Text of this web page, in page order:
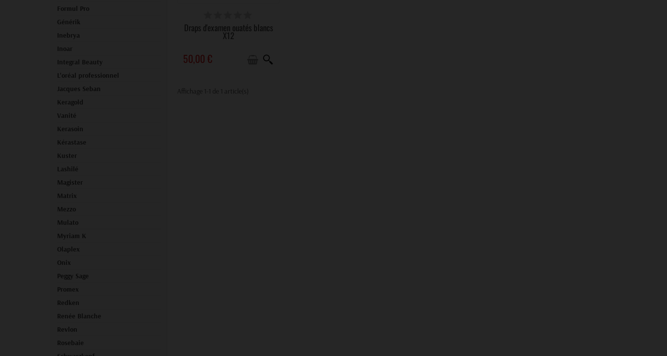
Formul Pro
Générik
Inebrya
Inoar
Integral Beauty
L'oréal professionnel
Jacques Seban
Keragold
Vanité
Kerasoin
Kérastase
Kuster
Lashilé
Magister
Matrix
Mezzo
Mulato
Myriam K
Olaplex
Onix
Peggy Sage
Promex
Redken
Renée Blanche
Revlon
Rosebaie
Draps d'examen ouatés blancs
X12
50,00 €
Affichage 1-1 de 1 article(s)